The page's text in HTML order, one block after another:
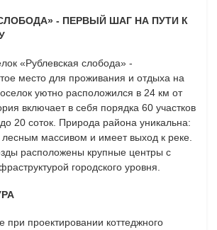
- ПЕРВЫЙ ШАГ НА ПУТИ К
«Рублевская слобода» -
место для проживания и отдыха на
уютно расположился в 24 км от
включает в себя порядка 60 участков
20 соток. Природа района уникальна:
лесным массивом и имеет выход к реке.
расположены крупные центры с
городского уровня.
проектировании коттеджного